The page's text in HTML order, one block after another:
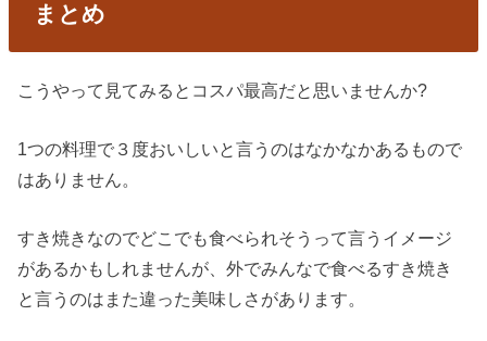
まとめ
こうやって見てみるとコスパ最高だと思いませんか?
1つの料理で３度おいしいと言うのはなかなかあるもので
はありません。
すき焼きなのでどこでも食べられそうって言うイメージ
があるかもしれませんが、外でみんなで食べるすき焼き
と言うのはまた違った美味しさがあります。